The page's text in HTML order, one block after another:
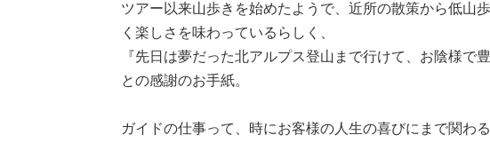
ツアー以来山歩きを始めたようで、近所の散策から低山
く楽しさを味わっているらしく、
『先日は夢だった北アルプス登山まで行けて、お陰様で
との感謝のお手紙。
ガイドの仕事って、時にお客様の人生の喜びにまで関わ